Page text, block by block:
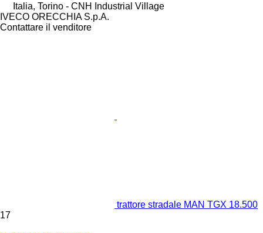
Italia, Torino - CNH Industrial Village
IVECO ORECCHIA S.p.A.
Contattare il venditore
trattore stradale MAN TGX 18.500
17